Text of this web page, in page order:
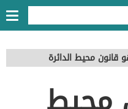
قانون محيط الدائرة